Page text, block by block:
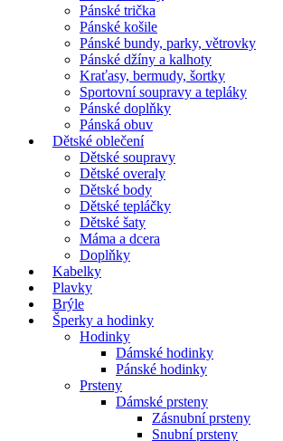
Pánské trička
Pánské košile
Pánské bundy, parky, větrovky
Pánské džíny a kalhoty
Kraťasy, bermudy, šortky
Sportovní soupravy a tepláky
Pánské doplňky
Pánská obuv
Dětské oblečení
Dětské soupravy
Dětské overaly
Dětské body
Dětské tepláčky
Dětské šaty
Máma a dcera
Doplňky
Kabelky
Plavky
Brýle
Šperky a hodinky
Hodinky
Dámské hodinky
Pánské hodinky
Prsteny
Dámské prsteny
Zásnubní prsteny
Snubní prsteny